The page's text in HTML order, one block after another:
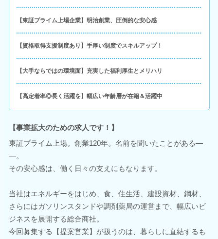
【東証プライム上場企業】明治創業、圧倒的な安心感
【資格取得支援制度あり】手厚い制度でスキルアップ！
【大手ならではの環境面】充実した福利厚生とメリハリ
【高定着率◎長く活躍を】幅広い年齢層が在籍＆活躍中
【事業拡大のための求人です！】
東証プライム上場。創業120年。名前を聞いたことがある―
―。
その安心感は、働く日々の支えにもなります。
当社はエネルギーをはじめ、食、住生活、建設資材、鋼材、
さらにはガソリンスタンドや調剤薬局の運営まで、幅広いビ
ジネスを展開する総合商社。
今回募集する【提案営業】が扱うのは、暮らしに直結するも